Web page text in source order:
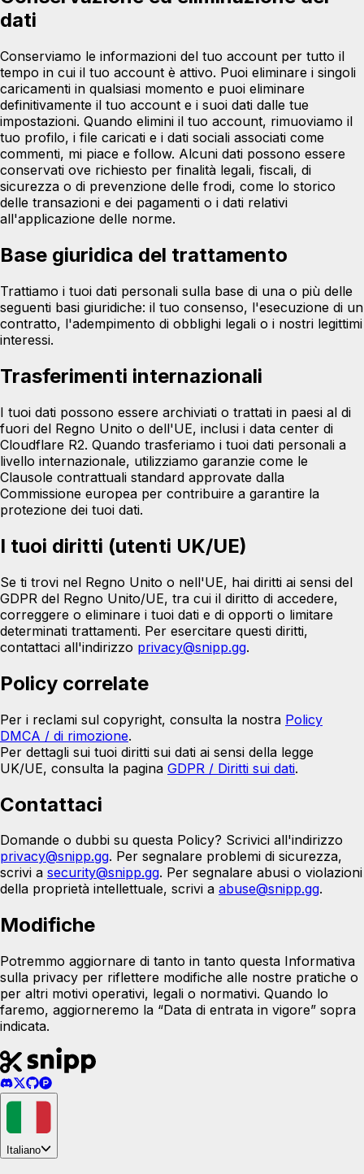
dati
Conserviamo le informazioni del tuo account per tutto il
tempo in cui il tuo account è attivo. Puoi eliminare i singoli
caricamenti in qualsiasi momento e puoi eliminare
definitivamente il tuo account e i suoi dati dalle tue
impostazioni. Quando elimini il tuo account, rimuoviamo il
tuo profilo, i file caricati e i dati sociali associati come
commenti, mi piace e follow. Alcuni dati possono essere
conservati ove richiesto per finalità legali, fiscali, di
sicurezza o di prevenzione delle frodi, come lo storico
delle transazioni e dei pagamenti o i dati relativi
all'applicazione delle norme.
Base giuridica del trattamento
Trattiamo i tuoi dati personali sulla base di una o più delle
seguenti basi giuridiche: il tuo consenso, l'esecuzione di un
contratto, l'adempimento di obblighi legali o i nostri legittimi
interessi.
Trasferimenti internazionali
I tuoi dati possono essere archiviati o trattati in paesi al di
fuori del Regno Unito o dell'UE, inclusi i data center di
Cloudflare R2. Quando trasferiamo i tuoi dati personali a
livello internazionale, utilizziamo garanzie come le
Clausole contrattuali standard approvate dalla
Commissione europea per contribuire a garantire la
protezione dei tuoi dati.
I tuoi diritti (utenti UK/UE)
Se ti trovi nel Regno Unito o nell'UE, hai diritti ai sensi del
GDPR del Regno Unito/UE, tra cui il diritto di accedere,
correggere o eliminare i tuoi dati e di opporti o limitare
determinati trattamenti. Per esercitare questi diritti,
contattaci all'indirizzo privacy@snipp.gg.
Policy correlate
Per i reclami sul copyright, consulta la nostra Policy
DMCA / di rimozione.
Per dettagli sui tuoi diritti sui dati ai sensi della legge
UK/UE, consulta la pagina GDPR / Diritti sui dati.
Contattaci
Domande o dubbi su questa Policy? Scrivici all'indirizzo
privacy@snipp.gg. Per segnalare problemi di sicurezza,
scrivi a security@snipp.gg. Per segnalare abusi o violazioni
della proprietà intellettuale, scrivi a abuse@snipp.gg.
Modifiche
Potremmo aggiornare di tanto in tanto questa Informativa
sulla privacy per riflettere modifiche alle nostre pratiche o
per altri motivi operativi, legali o normativi. Quando lo
faremo, aggiorneremo la “Data di entrata in vigore” sopra
indicata.
Italiano